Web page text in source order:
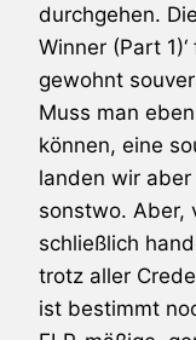
durchgehen.
Winner (Part
gewohnt
Muss man
können, eine
landen wir aber
sonstwo. Aber,
schließlich
trotz aller
ist bestimmt